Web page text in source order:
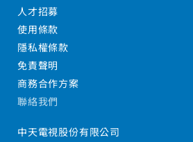
人才招募
使用條款
隱私權條款
免責聲明
商務合作方案
聯絡我們
中天電視股份有限公司